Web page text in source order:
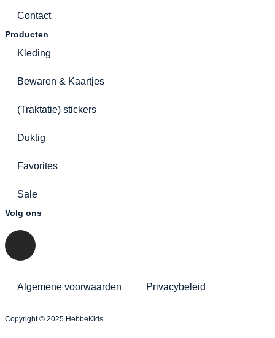
Volg ons
Algemene voorwaarden Privacybeleid
Duktig
Favorites
Sale
Producten
Kleding
Bewaren & Kaartjes
(Traktatie) stickers
Contact
Copyright © 2025 HebbeKids